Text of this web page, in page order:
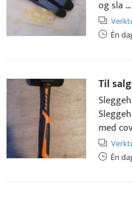
og sla ...
Én
Til
med
Én